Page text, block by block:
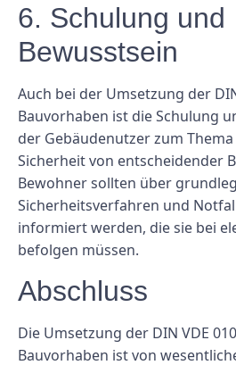
6. Schulung und
Bewusstsein
Auch bei der Umsetzung der
Bauvorhaben ist die Schulung
der Gebäudenutzer zum
Sicherheit von entscheidender
Bewohner sollten über
Sicherheitsverfahren und
informiert werden, die sie bei
befolgen müssen.
Abschluss
Die Umsetzung der DIN VDE
Bauvorhaben ist von